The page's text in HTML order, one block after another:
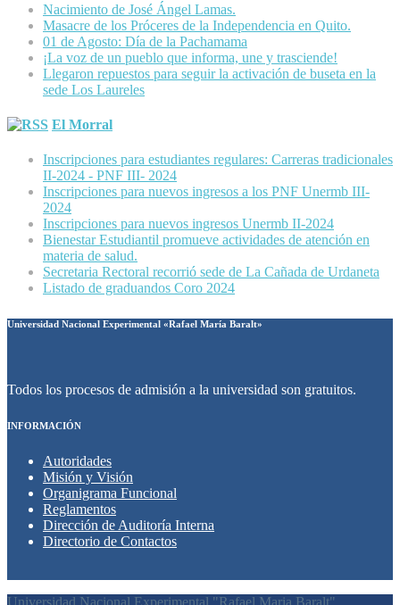
Nacimiento de José Ángel Lamas.
Masacre de los Próceres de la Independencia en Quito.
01 de Agosto: Día de la Pachamama
¡La voz de un pueblo que informa, une y trasciende!
Llegaron repuestos para seguir la activación de buseta en la
sede Los Laureles
El Morral
Inscripciones para estudiantes regulares: Carreras tradicionales
II-2024 - PNF III- 2024
Inscripciones para nuevos ingresos a los PNF Unermb III-
2024
Inscripciones para nuevos ingresos Unermb II-2024
Bienestar Estudiantil promueve actividades de atención en
materia de salud.
Secretaria Rectoral recorrió sede de La Cañada de Urdaneta
Listado de graduandos Coro 2024
Universidad Nacional Experimental «Rafael María Baralt»
Todos los procesos de admisión a la universidad son gratuitos.
INFORMACIÓN
Autoridades
Misión y Visión
Organigrama Funcional
Reglamentos
Dirección de Auditoría Interna
Directorio de Contactos
Universidad Nacional Experimental "Rafael Maria Baralt"